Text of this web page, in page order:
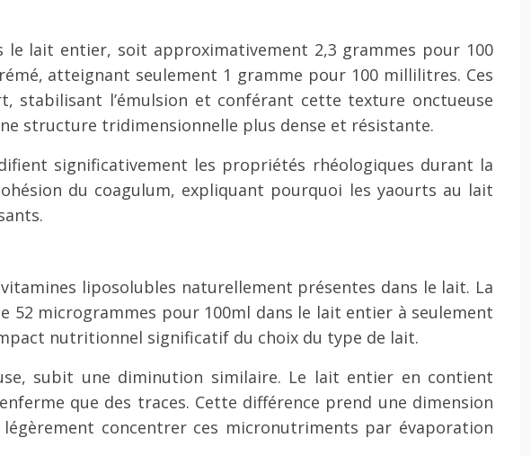
le lait entier, soit approximativement 2,3 grammes pour 100
atteignant seulement 1 gramme pour 100 millilitres. Ces
stabilisant l’émulsion et conférant cette texture onctueuse
structure tridimensionnelle plus dense et résistante.
significativement les propriétés rhéologiques durant la
du coagulum, expliquant pourquoi les yaourts au lait
liposolubles naturellement présentes dans le lait. La
microgrammes pour 100ml dans le lait entier à seulement
nutritionnel significatif du choix du type de lait.
subit une diminution similaire. Le lait entier en contient
que des traces. Cette différence prend une dimension
concentrer ces micronutriments par évaporation